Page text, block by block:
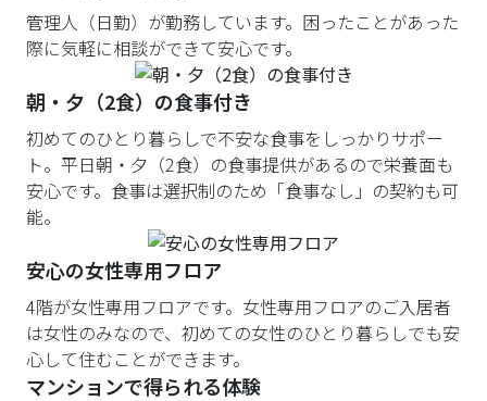
管理人（日勤）が勤務しています。困ったことがあった
際に気軽に相談ができて安心です。
朝・夕（2食）の食事付き
初めてのひとり暮らしで不安な食事をしっかりサポー
ト。平日朝・夕（2食）の食事提供があるので栄養面も
安心です。食事は選択制のため「食事なし」の契約も可
能。
安心の女性専用フロア
4階が女性専用フロアです。女性専用フロアのご入居者
は女性のみなので、初めての女性のひとり暮らしでも安
心して住むことができます。
マンションで得られる体験